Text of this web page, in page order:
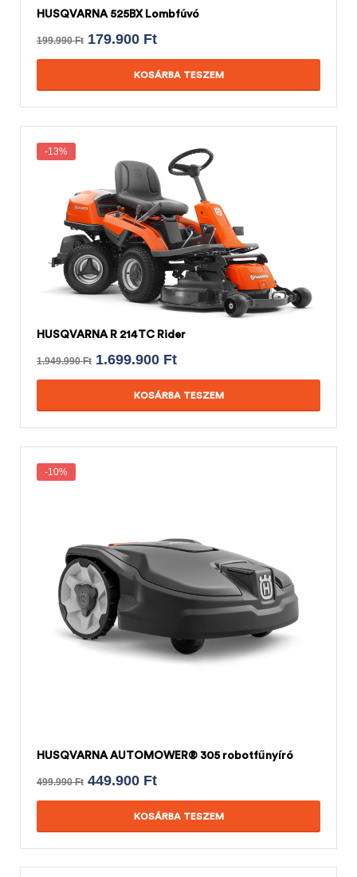
HUSQVARNA 525BX Lombfúvó
199.990Ft 179.900 Ft
KOSÁRBA TESZEM
-13%
HUSQVARNA R 214TC Rider
1.949.990Ft 1.699.900 Ft
KOSÁRBA TESZEM
-10%
HUSQVARNA AUTOMOWER® 305 robotfűnyíró
499.990Ft 449.900 Ft
KOSÁRBA TESZEM